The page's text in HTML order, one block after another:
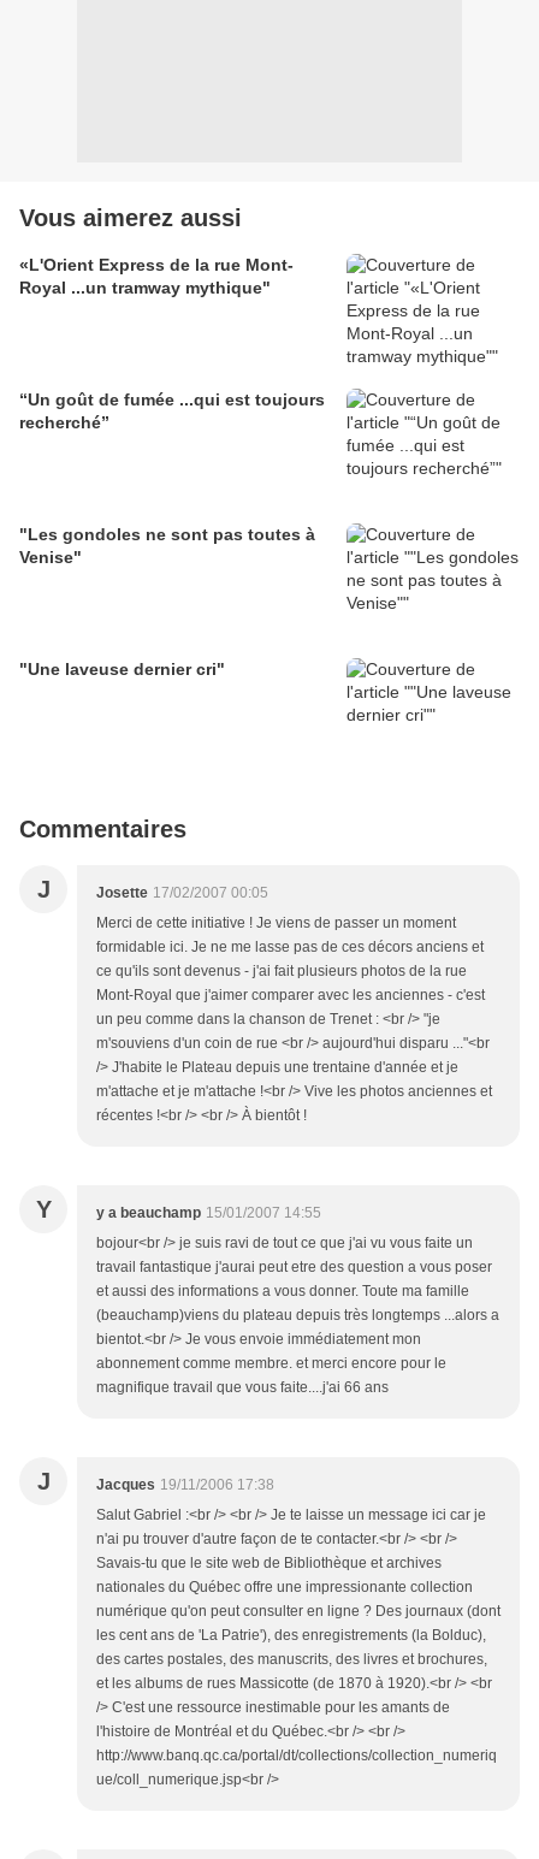
Vous aimerez aussi
«L'Orient Express de la rue Mont-
Royal ...un tramway mythique"
“Un goût de fumée ...qui est toujours
recherché”
"Les gondoles ne sont pas toutes à
Venise"
"Une laveuse dernier cri"
Commentaires
J Josette 17/02/2007 00:05
Merci de cette initiative ! Je viens de passer un moment
formidable ici. Je ne me lasse pas de ces décors anciens et
ce qu'ils sont devenus - j'ai fait plusieurs photos de la rue
Mont-Royal que j'aimer comparer avec les anciennes - c'est
un peu comme dans la chanson de Trenet : <br /> "je
m'souviens d'un coin de rue <br /> aujourd'hui disparu ..."<br
/> J'habite le Plateau depuis une trentaine d'année et je
m'attache et je m'attache !<br /> Vive les photos anciennes et
récentes !<br /> <br /> À bientôt !
Y y a beauchamp 15/01/2007 14:55
bojour<br /> je suis ravi de tout ce que j'ai vu vous faite un
travail fantastique j'aurai peut etre des question a vous poser
et aussi des informations a vous donner. Toute ma famille
(beauchamp)viens du plateau depuis très longtemps ...alors a
bientot.<br /> Je vous envoie immédiatement mon
abonnement comme membre. et merci encore pour le
magnifique travail que vous faite....j'ai 66 ans
J Jacques 19/11/2006 17:38
Salut Gabriel :<br /> <br /> Je te laisse un message ici car je
n'ai pu trouver d'autre façon de te contacter.<br /> <br />
Savais-tu que le site web de Bibliothèque et archives
nationales du Québec offre une impressionante collection
numérique qu'on peut consulter en ligne ? Des journaux (dont
les cent ans de 'La Patrie'), des enregistrements (la Bolduc),
des cartes postales, des manuscrits, des livres et brochures,
et les albums de rues Massicotte (de 1870 à 1920).<br /> <br
/> C'est une ressource inestimable pour les amants de
l'histoire de Montréal et du Québec.<br /> <br />
http://www.banq.qc.ca/portal/dt/collections/collection_numeriq
ue/coll_numerique.jsp<br />